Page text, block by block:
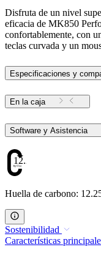
Disfruta de un nivel
eficacia de MK850
confortablemente, con
teclas curvada y un
Especificaciones y
En la caja
Software y Asistencia
12.25
Huella de carbono:
Sostenibilidad
Características